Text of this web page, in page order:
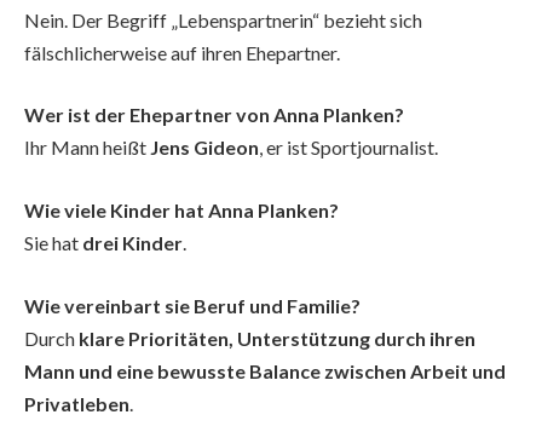
Nein. Der Begriff „Lebenspartnerin“ bezieht sich
fälschlicherweise auf ihren Ehepartner.
Wer ist der Ehepartner von Anna Planken?
Ihr Mann heißt Jens Gideon, er ist Sportjournalist.
Wie viele Kinder hat Anna Planken?
Sie hat drei Kinder.
Wie vereinbart sie Beruf und Familie?
Durch klare Prioritäten, Unterstützung durch ihren
Mann und eine bewusste Balance zwischen Arbeit und
Privatleben